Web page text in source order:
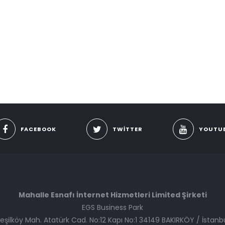
FACEBOOK TWITTER
Mahalle Esnafı İnternet Hizmetleri Limited Şirketi
EGS Business Park
Mah. Atatürk Cad. No:12 Kapı No:1 34149 BAKIRKÖY /